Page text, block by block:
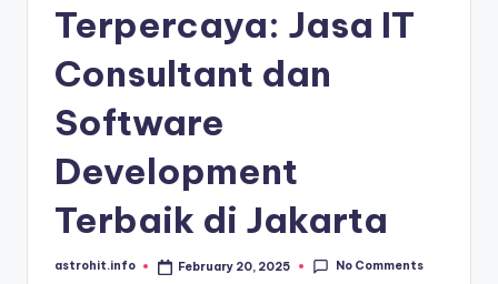
Terpercaya: Jasa IT
Consultant dan
Software
Development
Terbaik di Jakarta
Posted
astrohit.info February 20, 2025 No Comments